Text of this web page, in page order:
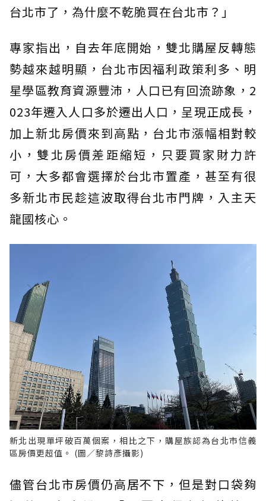
台北市了，為什麼不乾脆買在台北市？」
專家指出，自去年底開始，雙北購屋反轉態
勢越來越明顯，台北市因福利政策利多、明
星學區教育資源豐沛，人口已有回流跡象，2
023年遷入人口多於遷出人口，呈現正成長，
加上新北房價來到高點，台北市漲幅相對較
小，雙北房價差距縮短，只要買家財力許
可，大多都會選擇於台北市置產，甚至有很
多新北市民趁這波取得台北市門牌，入主天
龍國核心。
新北出現單坪破百萬個案，相比之下，購屋族認為台北市信義
區房價更超值。 (圖／黎詩彥攝影)
儘管台北市房價仍高居不下，但是對口袋夠